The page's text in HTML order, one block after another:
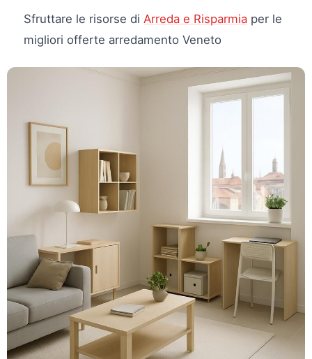
Sfruttare le risorse di Arreda e Risparmia per le
migliori offerte arredamento Veneto